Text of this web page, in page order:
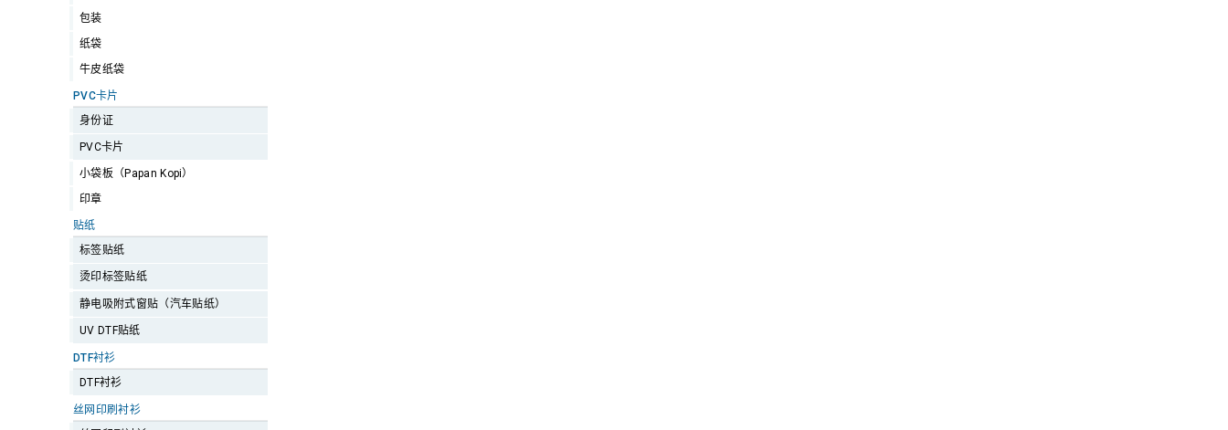
包装
纸袋
牛皮纸袋
PVC卡片
身份证
PVC卡片
小袋板（Papan Kopi）
印章
贴纸
标签贴纸
烫印标签贴纸
静电吸附式窗贴（汽车贴纸）
UV DTF贴纸
DTF衬衫
DTF衬衫
丝网印刷衬衫